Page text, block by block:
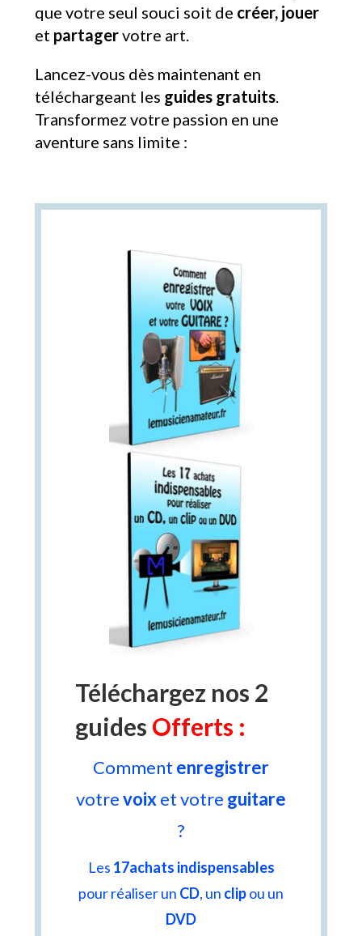
que votre seul souci soit de créer, jouer
et partagervotre art.
Lancez-vous dès maintenant en
téléchargeant les guides gratuits
Transformez votre passion en une
aventure sans limite :
Téléchargez nos 2
guides Offerts :
Comment enregistrer
votrevoixet votre guitare
?
Les 17achats indispensables
pour réaliser un CD, un clipou un
DVD